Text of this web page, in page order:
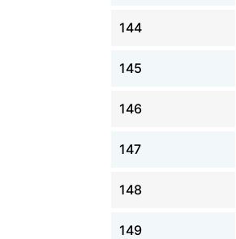
144
145
146
147
148
149